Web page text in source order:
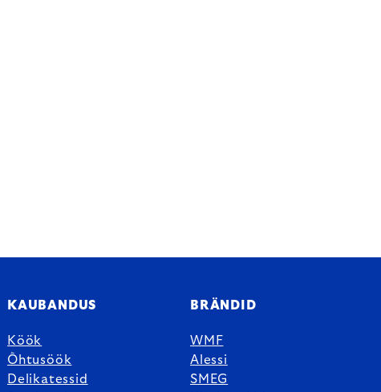
KAUBANDUS
Köök
Õhtusöök
Delikatessid
BRÄNDID
WMF
Alessi
SMEG